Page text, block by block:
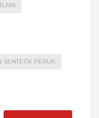
SENTETIK PERUK